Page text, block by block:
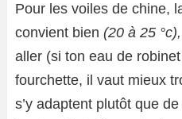
Pour les voiles de chine,
convient bien (20 à 25 °c),
aller (si ton eau de
fourchette, il vaut mieux
s’y adaptent plutôt que